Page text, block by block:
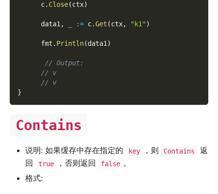
      c
. Close(ctx)
      data1
, := c.Get (ctx, "k1")
      fmt
. Println(data1)
// Output:
// v
// v
}
Contains
说明: 如果缓存中存在指定的 key ，则 Contains
返
回
true ，否则返回 false 。
格式: